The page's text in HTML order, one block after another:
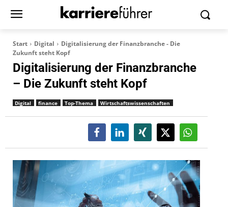
Start Digital
Digitalisierung der Finanzbranche - Die
Zukunft steht Kopf
Digitalisierung der Finanzbranche
– Die Zukunft steht Kopf
Digital finance Top-Thema Wirtschaftswissenschaften